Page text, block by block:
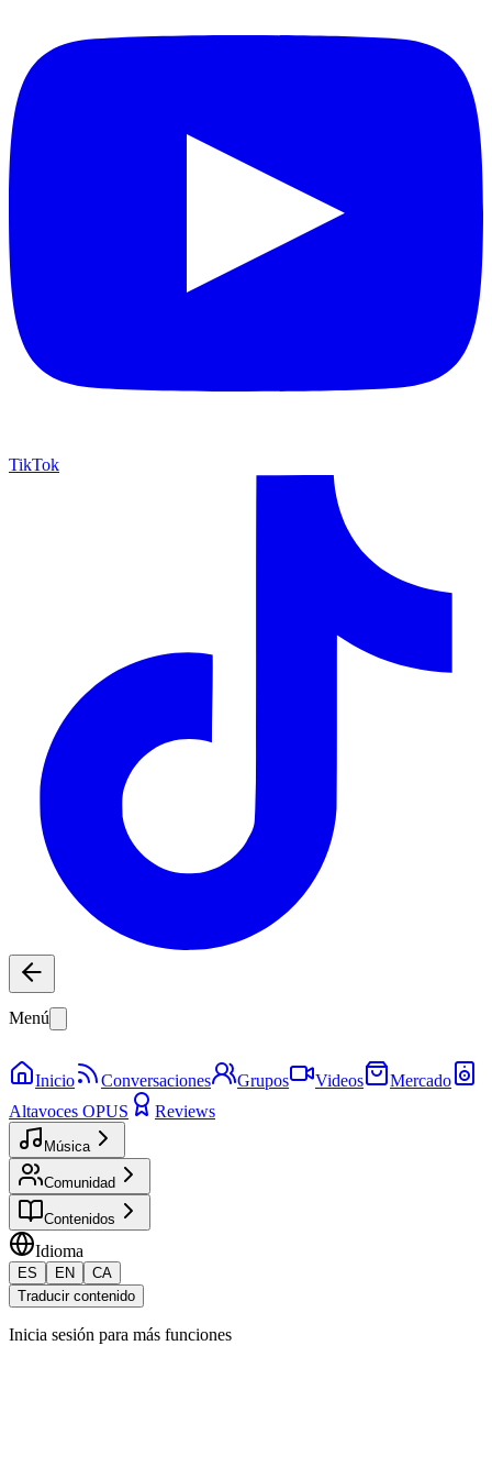
TikTok
Menú
Inicio Conversaciones Grupos Videos
Mercado
Altavoces OPUS
Reviews
Música
Comunidad
Contenidos
Idioma
ES EN
CA
Traducir contenido
Inicia sesión para más funciones